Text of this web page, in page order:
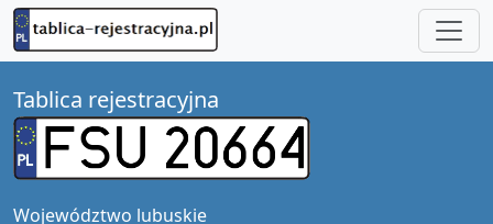
Tablica rejestracyjna
Województwo lubuskie